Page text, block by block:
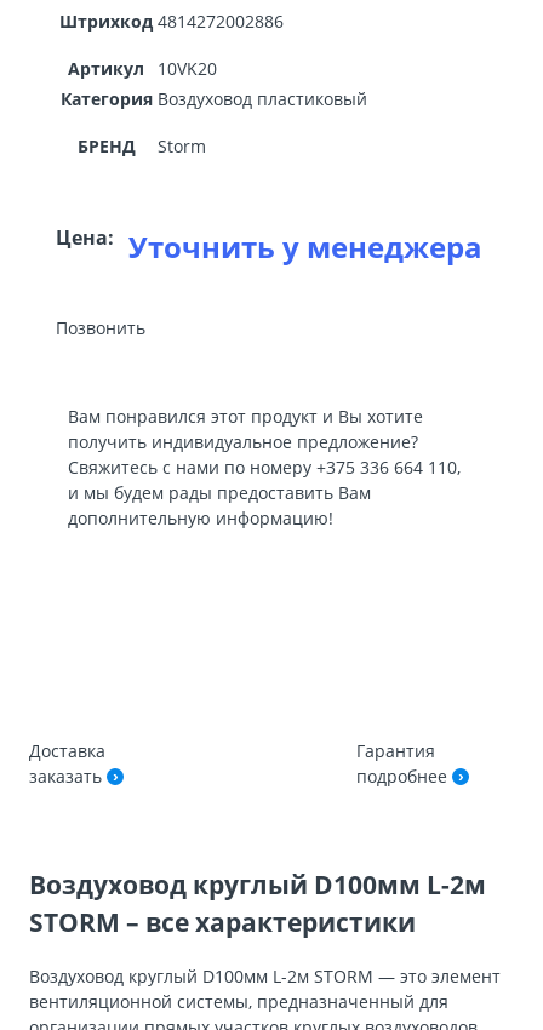
Штрихкод 4814272002886
Артикул
10VK20
Категория Воздуховод пластиковый
БРЕНД Storm
Цена: Уточнить у менеджера
Позвонить
Вам понравился этот продукт и Вы хотите
получить индивидуальное предложение?
Свяжитесь с нами по номеру +375 336 664 110,
и мы будем рады предоставить Вам
дополнительную информацию!
Доставка
заказать
Гарантия
подробнее
Воздуховод круглый D100мм L-2м
STORM – все характеристики
Воздуховод круглый D100мм L-2м STORM — это элемент
вентиляционной системы, предназначенный для